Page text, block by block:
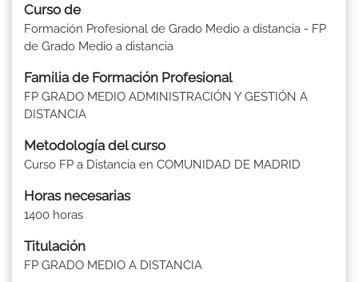
Curso de
Formación Profesional de Grado Medio a distancia - FP
de Grado Medio a distancia
Familia de Formación Profesional
FP GRADO MEDIO ADMINISTRACIÓN Y GESTIÓN A
DISTANCIA
Metodología del curso
Curso FP a Distancia en COMUNIDAD DE MADRID
Horas necesarias
1400 horas
Titulación
FP GRADO MEDIO A DISTANCIA